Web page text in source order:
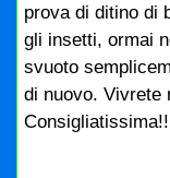
prova di ditino di
gli insetti, ormai
svuoto
di nuovo. Vivrete